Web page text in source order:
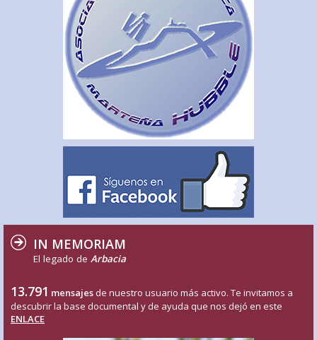
IN MEMORIAM
El legado de Arbacia
13.791 mensajes de nuestro usuario más activo. Te invitamos a
descubrir la base documental y de ayuda que nos dejó en este
ENLACE